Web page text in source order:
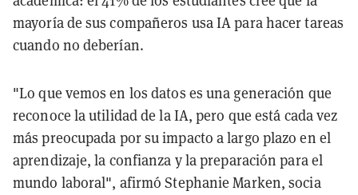
mayoría de sus compañeros usa IA para hacer tareas
cuando no deberían.
"Lo que vemos en los datos es una generación que
reconoce la utilidad de la IA, pero que está cada vez
más preocupada por su impacto a largo plazo en el
aprendizaje, la confianza y la preparación para el
mundo laboral", afirmó Stephanie Marken, socia